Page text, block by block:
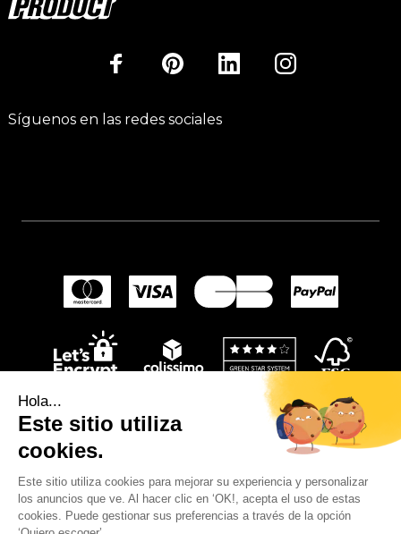
Hola...
Este sitio utiliza
cookies.
Este sitio utiliza cookies para mejorar su experiencia y personalizar
los anuncios que ve. Al hacer clic en ‘OK!, acepta el uso de estas
cookies. Puede gestionar sus preferencias a través de la opción
Síguenos en las redes sociales
© 2024Wellpapers